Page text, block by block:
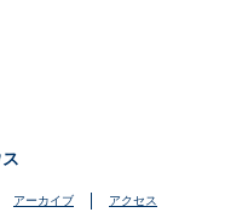
アーカイブ アクセス